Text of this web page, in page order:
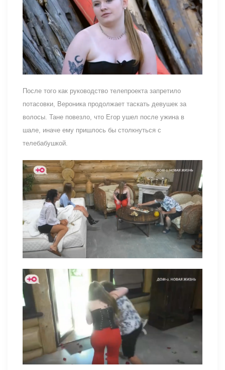
После того как руководство телепроекта запретило
потасовки, Вероника продолжает таскать девушек за
волосы. Тане повезло, что Егор ушел после ужина в
шале, иначе ему пришлось бы столкнуться с
телебабушкой.